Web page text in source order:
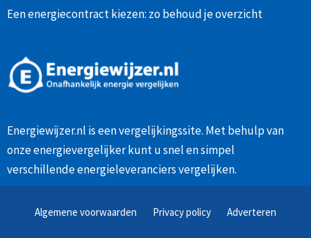
Een energiecontract kiezen: zo behoud je overzicht
Energiewijzer.nl is een vergelijkingssite. Met behulp van
onzeenergievergelijkerkunt u snel en simpel
verschillende energieleveranciers vergelijken.
Algemene voorwaarden Privacy policy Adverteren